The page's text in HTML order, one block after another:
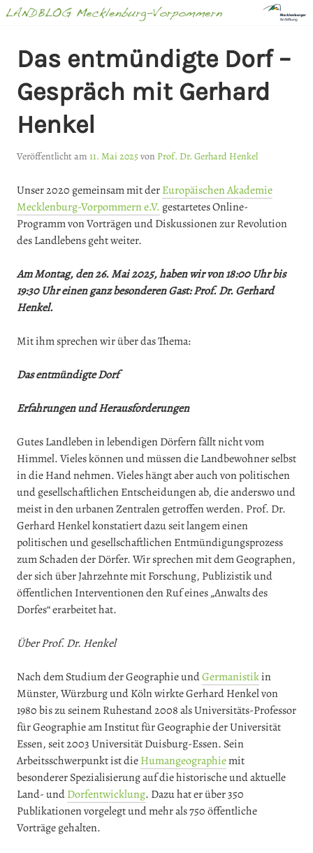
Springe
LANDBLOG
MECKLENBURG-
VORPOMMERN
Das entmündigte Dorf –
Gespräch mit Gerhard
Henkel
Veröffentlicht am 11. Mai 2025von Prof. Dr. Gerhard Henkel
Unser 2020 gemeinsam mit derEuropäischen Akademie
Mecklenburg-Vorpommern e.V. gestartetes Online-
Programm von Vorträgen und Diskussionen zur Revolution
des Landlebens geht weiter.
Am Montag, den 26. Mai 2025, haben wir von 18:00 Uhr bis
19:30 Uhr einen ganz besonderen Gast: Prof. Dr. Gerhard
Henkel.
Mit ihm sprechen wir über das Thema:
Das entmündigte Dorf
Erfahrungen und Herausforderungen
Gutes Landleben in lebendigen Dörfern fällt nicht vom
Himmel. Vieles können und müssen die Landbewohner selbst
in die Hand nehmen. Vieles hängt aber auch von politischen
und gesellschaftlichen Entscheidungen ab, die anderswo und
meist in den urbanen Zentralen getroffen werden. Prof. Dr.
Gerhard Henkel konstatiert dazu seit langem einen
politischen und gesellschaftlichen Entmündigungsprozess
zum Schaden der Dörfer. Wir sprechen mit dem Geographen,
der sich über Jahrzehnte mit Forschung, Publizistik und
öffentlichen Interventionen den Ruf eines „Anwalts des
Dorfes“ erarbeitet hat.
Über Prof. Dr. Henkel
Nach dem Studium der Geographie undGermanistikin
Münster, Würzburg und Köln wirkte Gerhard Henkel von
1980 bis zu seinem Ruhestand 2008 als Universitäts-Professor
für Geographie am Institut für Geographie der Universität
Essen, seit 2003 Universität Duisburg-Essen. Sein
Arbeitsschwerpunkt ist dieHumangeographiemit
besonderer Spezialisierung auf die historische und aktuelle
Land- undDorfentwicklung. Dazu hat er über 350
Publikationen vorgelegt und mehr als 750 öffentliche
Vorträge gehalten.